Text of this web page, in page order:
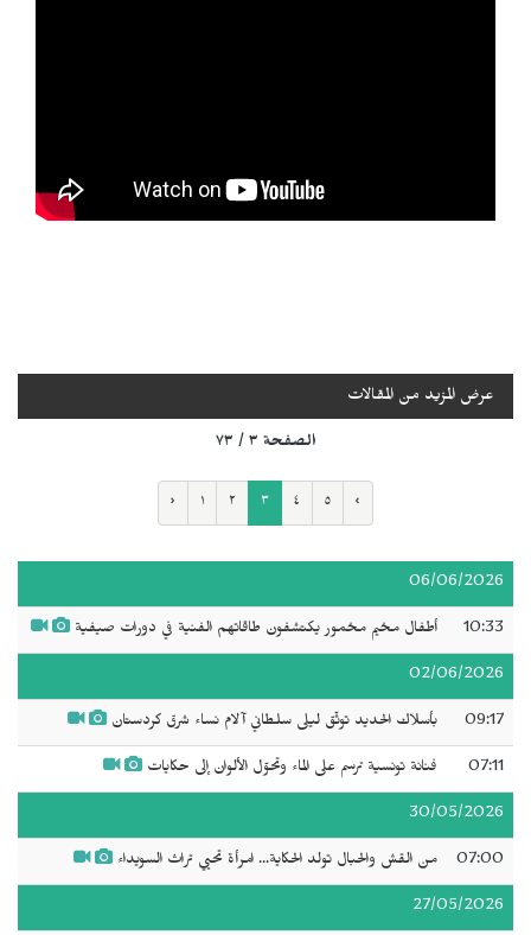
عرض المزيد من المقالات
الصفحة ٣ / ٧٣
‹ ١ ٢ ٣ ٤ ٥ ›
06/06/2026
10:33 أطفال مخيم مخمور يكتشفون طاقاتهم الفنية في دورات صيفية
02/06/2026
09:17 بأسلاك الحديد توثّق ليلى سلطاني آلام نساء شرق كردستان
07:11 فنانة تونسية ترسم على الماء وتحوّل الألوان إلى حكايات
30/05/2026
07:00 من القش والحبال تولد الحكاية... امرأة تحيي تراث السويداء
27/05/2026